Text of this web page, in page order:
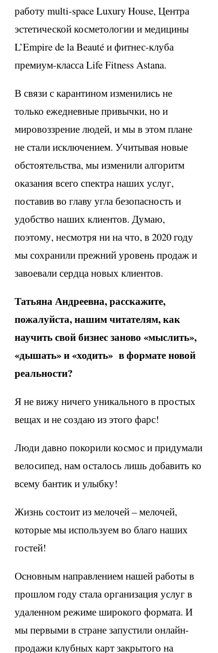
работу multi-space Luxury House, Центра
эстетической косметологии и медицины
L’Empire de la Beauté и фитнес-клуба
премиум-класса Life Fitness Astana.
В связи с карантином изменились не
только ежедневные привычки, но и
мировоззрение людей, и мы в этом плане
не стали исключением. Учитывая новые
обстоятельства, мы изменили алгоритм
оказания всего спектра наших услуг,
поставив во главу угла безопасность и
удобство наших клиентов. Думаю,
поэтому, несмотря ни на что, в 2020 году
мы сохранили прежний уровень продаж и
завоевали сердца новых клиентов.
Татьяна Андреевна, расскажите,
пожалуйста, нашим читателям, как
научить свой бизнес заново «мыслить»,
«дышать» и «ходить» в формате новой
реальности?
Я не вижу ничего уникального в простых
вещах и не создаю из этого фарс!
Люди давно покорили космос и придумали
велосипед, нам осталось лишь добавить ко
всему бантик и улыбку!
Жизнь состоит из мелочей – мелочей,
которые мы используем во благо наших
гостей!
Основным направлением нашей работы в
прошлом году стала организация услуг в
удаленном режиме широкого формата. И
мы первыми в стране запустили онлайн-
продажи клубных карт закрытого на